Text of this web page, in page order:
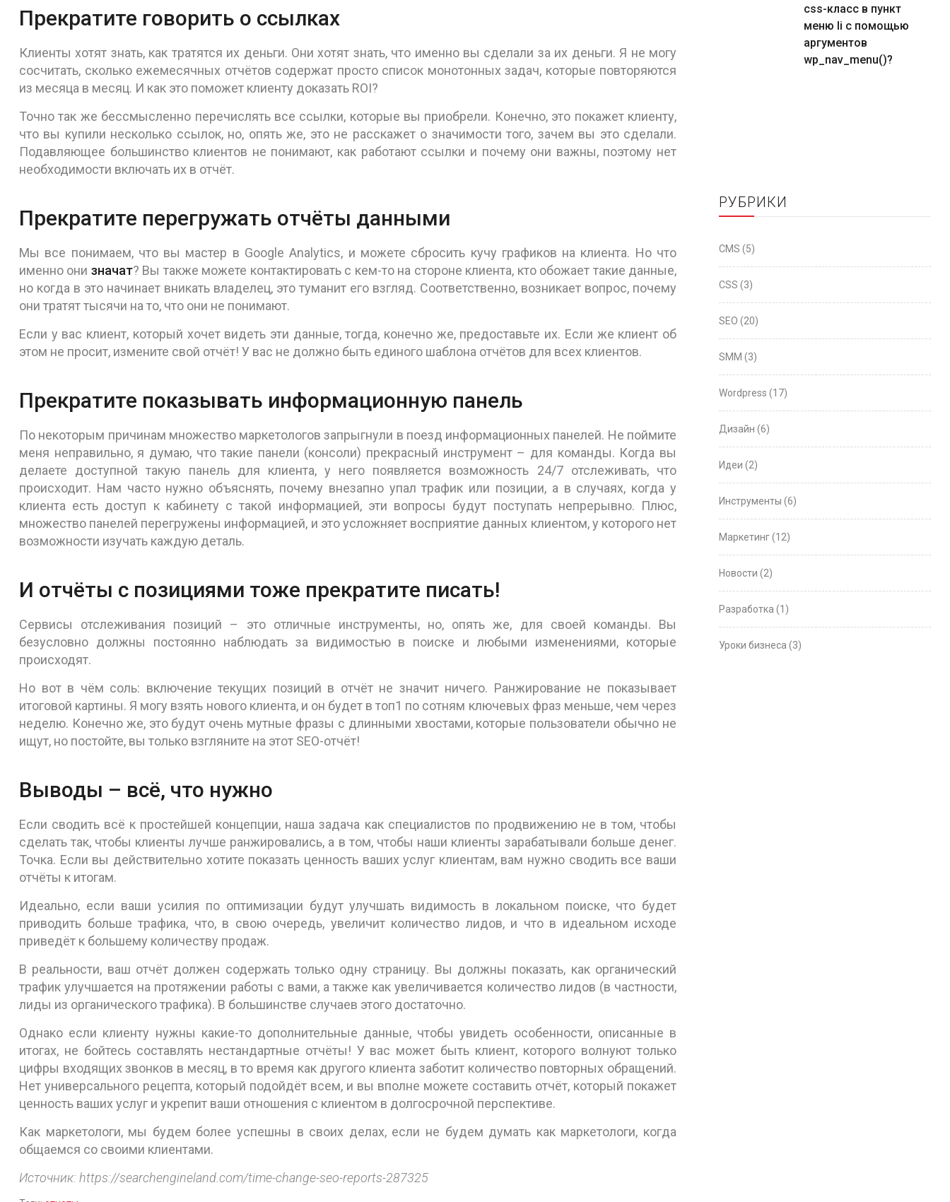
Прекратите говорить о ссылках
Клиенты хотят знать, как тратятся их деньги. Они хотят знать, что именно вы сделали за их деньги. Я не могу
сосчитать, сколько ежемесячных отчётов содержат просто список монотонных задач, которые повторяются
из месяца в месяц. И как это поможет клиенту доказать ROI?
Точно так же бессмысленно перечислять все ссылки, которые вы приобрели. Конечно, это покажет клиенту,
что вы купили несколько ссылок, но, опять же, это не расскажет о значимости того, зачем вы это сделали.
Подавляющее большинство клиентов не понимают, как работают ссылки и почему они важны, поэтому нет
необходимости включать их в отчёт.
Прекратите перегружать отчёты данными
Мы все понимаем, что вы мастер в Google Analytics, и можете сбросить кучу графиков на клиента. Но что
именно они значат? Вы также можете контактировать с кем-то на стороне клиента, кто обожает такие данные,
но когда в это начинает вникать владелец, это туманит его взгляд. Соответственно, возникает вопрос, почему
они тратят тысячи на то, что они не понимают.
Если у вас клиент, который хочет видеть эти данные, тогда, конечно же, предоставьте их. Если же клиент об
этом не просит, измените свой отчёт! У вас не должно быть единого шаблона отчётов для всех клиентов.
Прекратите показывать информационную панель
По некоторым причинам множество маркетологов запрыгнули в поезд информационных панелей. Не поймите
меня неправильно, я думаю, что такие панели (консоли) прекрасный инструмент – для команды. Когда вы
делаете доступной такую панель для клиента, у него появляется возможность 24/7 отслеживать, что
происходит. Нам часто нужно объяснять, почему внезапно упал трафик или позиции, а в случаях, когда у
клиента есть доступ к кабинету с такой информацией, эти вопросы будут поступать непрерывно. Плюс,
множество панелей перегружены информацией, и это усложняет восприятие данных клиентом, у которого нет
возможности изучать каждую деталь.
И отчёты с позициями тоже прекратите писать!
Сервисы отслеживания позиций – это отличные инструменты, но, опять же, для своей команды. Вы
безусловно должны постоянно наблюдать за видимостью в поиске и любыми изменениями, которые
происходят.
Но вот в чём соль: включение текущих позиций в отчёт не значит ничего. Ранжирование не показывает
итоговой картины. Я могу взять нового клиента, и он будет в топ1 по сотням ключевых фраз меньше, чем через
неделю. Конечно же, это будут очень мутные фразы с длинными хвостами, которые пользователи обычно не
ищут, но постойте, вы только взгляните на этот SEO-отчёт!
Выводы – всё, что нужно
Если сводить всё к простейшей концепции, наша задача как специалистов по продвижению не в том, чтобы
сделать так, чтобы клиенты лучше ранжировались, а в том, чтобы наши клиенты зарабатывали больше денег.
Точка. Если вы действительно хотите показать ценность ваших услуг клиентам, вам нужно сводить все ваши
отчёты к итогам.
Идеально, если ваши усилия по оптимизации будут улучшать видимость в локальном поиске, что будет
приводить больше трафика, что, в свою очередь, увеличит количество лидов, и что в идеальном исходе
приведёт к большему количеству продаж.
В реальности, ваш отчёт должен содержать только одну страницу. Вы должны показать, как органический
трафик улучшается на протяжении работы с вами, а также как увеличивается количество лидов (в частности,
лиды из органического трафика). В большинстве случаев этого достаточно.
Однако если клиенту нужны какие-то дополнительные данные, чтобы увидеть особенности, описанные в
итогах, не бойтесь составлять нестандартные отчёты! У вас может быть клиент, которого волнуют только
цифры входящих звонков в месяц, в то время как другого клиента заботит количество повторных обращений.
Нет универсального рецепта, который подойдёт всем, и вы вполне можете составить отчёт, который покажет
ценность ваших услуг и укрепит ваши отношения с клиентом в долгосрочной перспективе.
Как маркетологи, мы будем более успешны в своих делах, если не будем думать как маркетологи, когда
общаемся со своими клиентами.
Источник: https://searchengineland.com/time-change-seo-reports-287325
css-класс в пункт
меню li с помощью
аргументов
wp_nav_menu()?
РУБРИКИ
CMS (5)
CSS (3)
SEO (20)
SMM (3)
Wordpress (17)
Дизайн (6)
Идеи (2)
Инструменты (6)
Маркетинг(12)
Новости (2)
Разработка (1)
Уроки бизнеса (3)